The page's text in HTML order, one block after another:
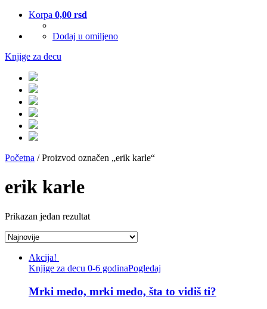
Korpa 0,00 rsd
Dodaj u omiljeno
Knjige za decu
Početna / Proizvod označen „erik karle“
erik karle
Prikazan jedan rezultat
Akcija!
Knjige za decu 0-6 godinaPogledaj
Mrki medo, mrki medo, šta to vidiš ti?